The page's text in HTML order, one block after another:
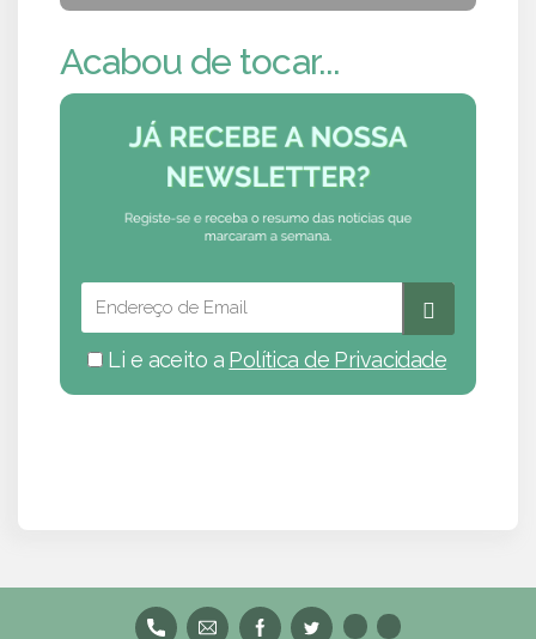
Acabou de tocar...
Li e aceito a Política de Privacidade